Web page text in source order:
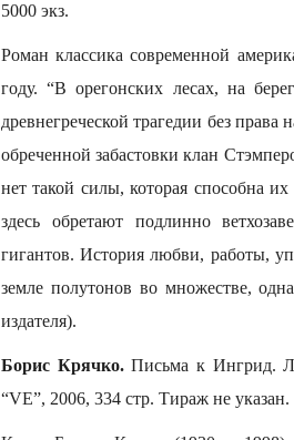
5000 экз.
Роман классика современной
году. “В орегонских лесах, на
древнегреческой трагедии без
обреченной забастовки клан
нет такой силы, которая способна
здесь обретают подлинно
гигантов. История любви, работы,
земле полутонов во множестве,
издателя).
Борис Крячко.Письма к Ингрид.
“VE”, 2006, 334 стр. Тираж не указан.